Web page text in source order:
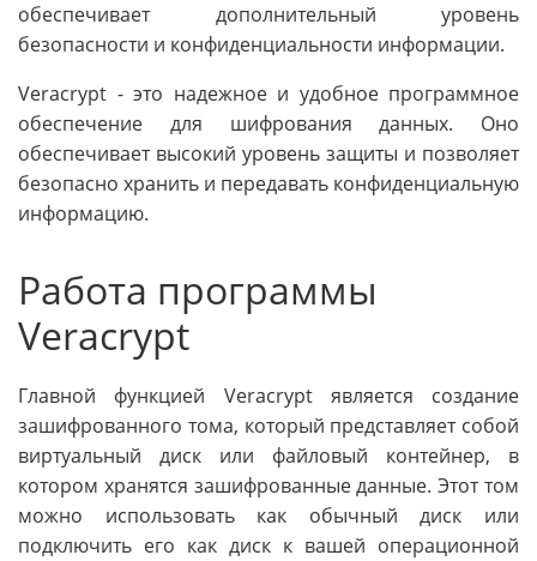
обеспечивает дополнительный уровень
безопасности и конфиденциальности информации.
Veracrypt - это надежное и удобное программное
обеспечение для шифрования данных. Оно
обеспечивает высокий уровень защиты и позволяет
безопасно хранить и передавать конфиденциальную
информацию.
Работа программы
Veracrypt
Главной функцией Veracrypt является создание
зашифрованного тома, который представляет собой
виртуальный диск или файловый контейнер, в
котором хранятся зашифрованные данные. Этот том
можно использовать как обычный диск или
подключить его как диск к вашей операционной